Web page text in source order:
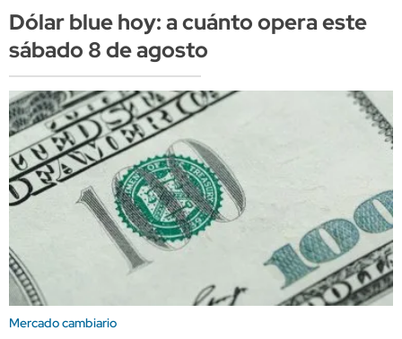
Dólar blue hoy: a cuánto opera este
sábado 8 de agosto
Mercado cambiario